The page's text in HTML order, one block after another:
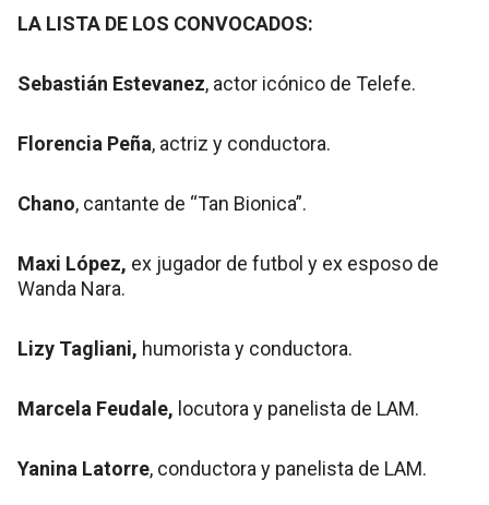
LA LISTA DE LOS CONVOCADOS:
Sebastián Estevanez, actor icónico de Telefe.
Florencia Peña, actriz y conductora.
Chano, cantante de “Tan Bionica”.
Maxi López, ex jugador de futbol y ex esposo de
Wanda Nara.
Lizy Tagliani, humorista y conductora.
Marcela Feudale, locutora y panelista de LAM.
Yanina Latorre, conductora y panelista de LAM.